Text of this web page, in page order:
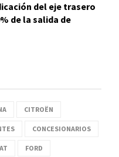
del eje trasero
de la salida de
CITROËN
CONCESIONARIOS
FORD